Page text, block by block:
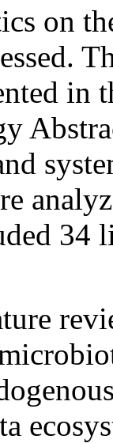
on
in
34